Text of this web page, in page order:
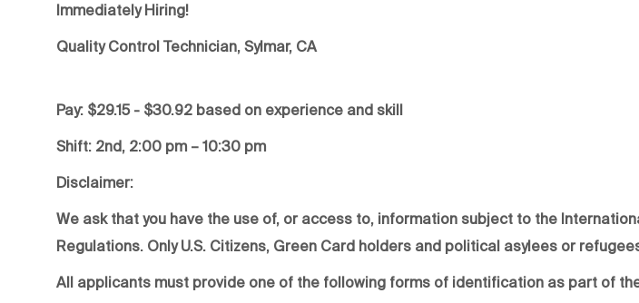
Immediately Hiring!
Quality Control Technician, Sylmar, CA
Pay: $29.15 - $30.92 based on experience and skill
Shift: 2nd, 2:00 pm – 10:30 pm
Disclaimer:
We ask that you have the use of, or access to, information subject to the
Regulations. Only U.S. Citizens, Green Card holders and political asylees or
All applicants must provide one of the following forms of identification as part of